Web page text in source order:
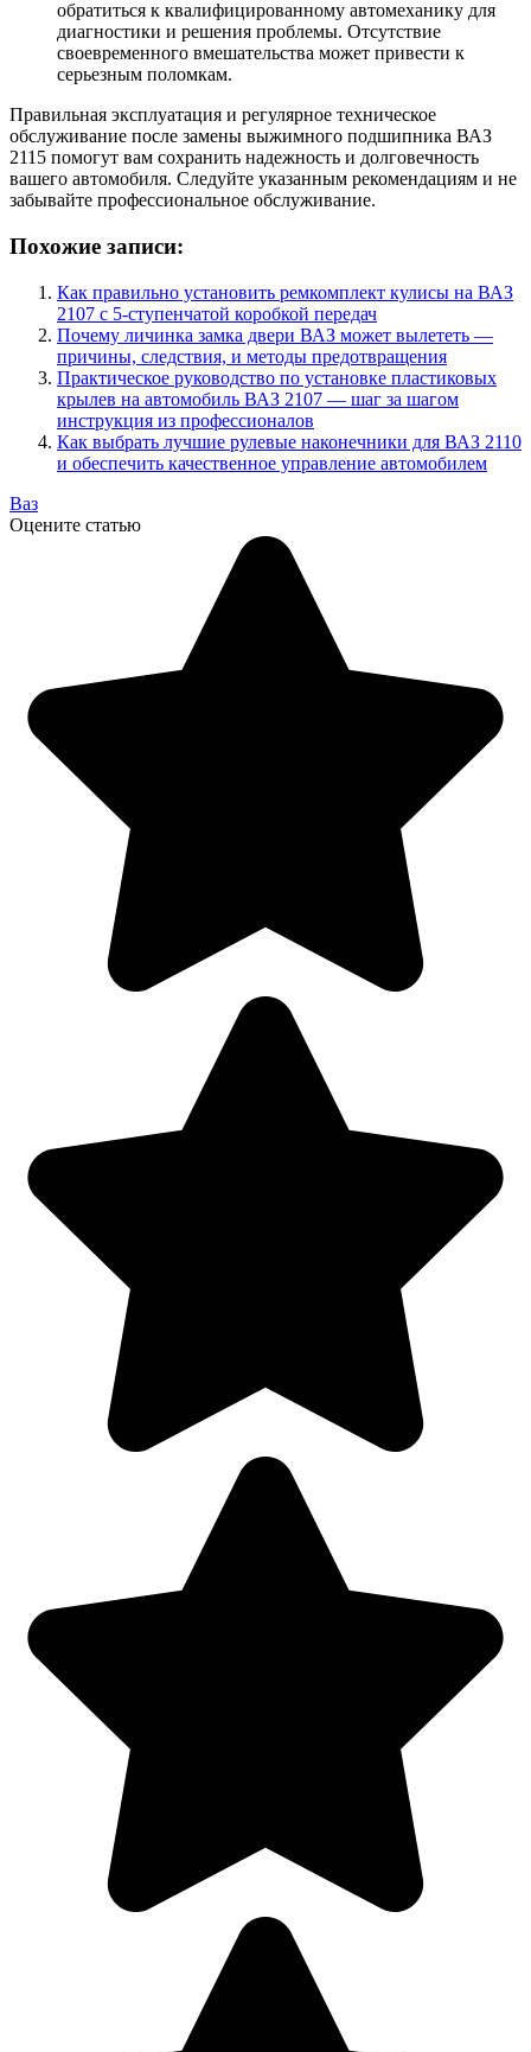
обратиться к квалифицированному автомеханику для
диагностики и решения проблемы. Отсутствие
своевременного вмешательства может привести к
серьезным поломкам.
Правильная эксплуатация и регулярное техническое
обслуживание после замены выжимного подшипника ВАЗ
2115 помогут вам сохранить надежность и долговечность
вашего автомобиля. Следуйте указанным рекомендациям и не
забывайте профессиональное обслуживание.
Похожие записи:
Как правильно установить ремкомплект кулисы на ВАЗ
2107 с 5-ступенчатой коробкой передач
Почему личинка замка двери ВАЗ может вылететь —
причины, следствия, и методы предотвращения
Практическое руководство по установке пластиковых
крылев на автомобиль ВАЗ 2107 — шаг за шагом
инструкция из профессионалов
Как выбрать лучшие рулевые наконечники для ВАЗ 2110
и обеспечить качественное управление автомобилем
Ваз
Оцените статью